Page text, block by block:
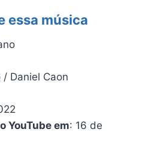
essa música
/ Daniel Caon
YouTube em: 16 de